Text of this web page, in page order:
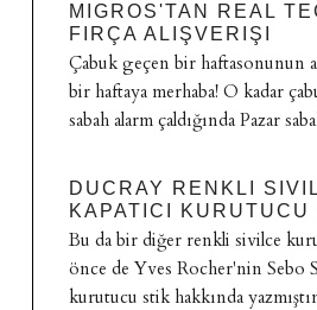
MIGROS'TAN REAL
FIRÇA ALIŞVERIŞI
Çabuk geçen bir haftasonunun
bir haftaya merhaba! O kadar
sabah alarm çaldığında Pazar
DUCRAY RENKLI
KAPATICI KURUTUCU
Bu da bir diğer renkli sivilce
önce de Yves Rocher'nin Sebo
kurutucu stik hakkında